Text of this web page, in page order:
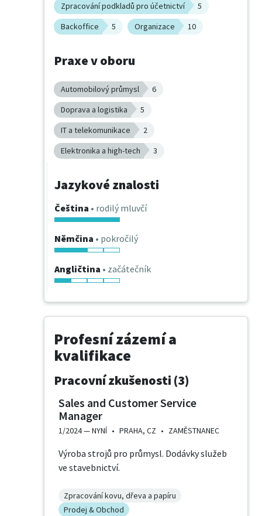
Zpracování podkladů pro účetnictví
5
Backoffice
5 Organizace 10
Praxe v oboru
Automobilový průmysl
6
Doprava a logistika
5
IT a telekomunikace
2
Elektronika a high-tech
3
Jazykové znalosti
Čeština • rodilý mluvčí
Němčina • pokročilý
Angličtina • začátečník
Profesní zázemí a
kvalifikace
Pracovní zkušenosti (3)
Sales and Customer Service
Manager
1/2024 —NYNÍ • PRAHA, CZ • ZAMĚSTNANEC
Výroba strojů pro průmysl. Dodávky služeb
ve stavebnictví.
Zpracování kovu, dřeva a papíru
Prodej & Obchod